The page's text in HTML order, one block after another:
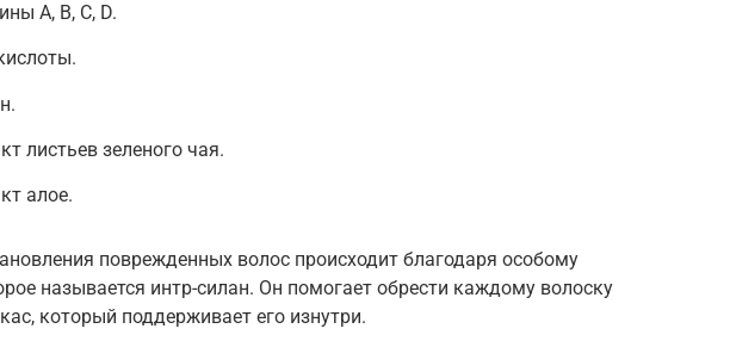
А, В, С, D.
листьев зеленого чая.
алое.
поврежденных волос происходит благодаря особому
называется интр-силан. Он помогает обрести каждому волоску
который поддерживает его изнутри.